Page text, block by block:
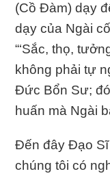
(Cồ Ðàm) dạy
dạy của Ngài
“‘Sắc, thọ,
không phải tự
Ðức Bổn Sư;
huấn mà Ngài
Ðến đây Ðạo
chúng tôi có